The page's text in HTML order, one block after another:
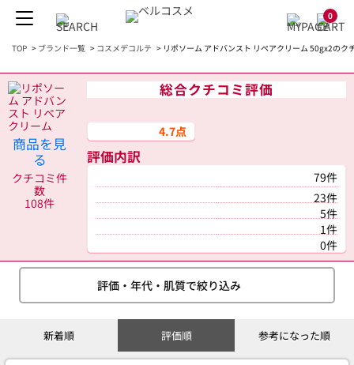
0
TOP > ブランド一覧 > コスメデコルテ > リポソーム アドバンスト リペアクリーム 50gx2のク
商品を見
る
クチコミ件
数
108件
総合クチコミ評価
4.7点
評価内訳
79件
23件
5件
1件
0件
評価・年代・肌質で絞り込み
新着順 評価順 参考になった順